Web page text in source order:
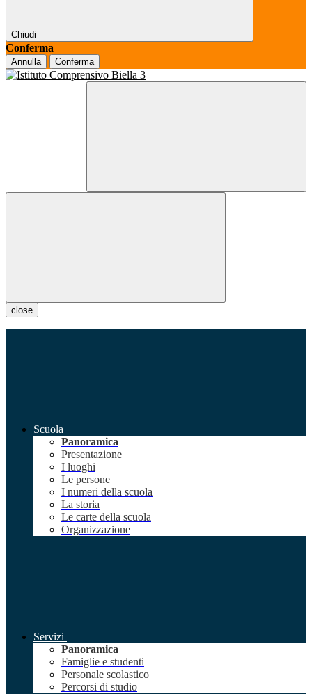
Chiudi
Conferma
Annulla Conferma
close
Scuola
Panoramica
Presentazione
I luoghi
Le persone
I numeri della scuola
La storia
Le carte della scuola
Organizzazione
Servizi
Panoramica
Famiglie e studenti
Personale scolastico
Percorsi di studio